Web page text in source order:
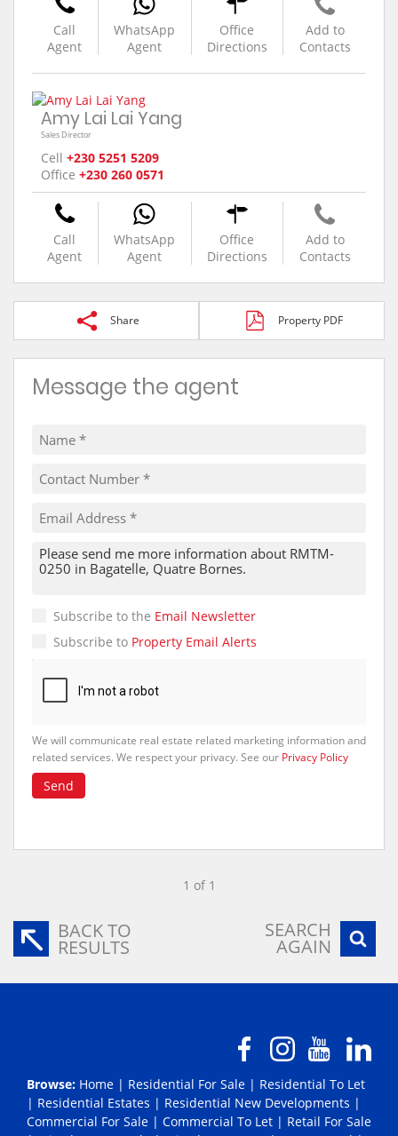
Call
Agent
WhatsApp
Agent
Office
Directions
Add to
Contacts
Amy Lai Lai Yang
Sales Director
Cell +230 5251 5209
Office +230 260 0571
Call
Agent
WhatsApp
Agent
Office
Directions
Add to
Contacts
Share Property PDF
Message the agent
Subscribe to the Email Newsletter
Subscribe to Property Email Alerts
We will communicate real estate related marketing information and
related services. We respect your privacy. See our Privacy Policy
Send
1 of 1
BACK TO
RESULTS
SEARCH
AGAIN
Browse: Home | Residential For Sale | Residential To Let
| Residential Estates | Residential New Developments |
Commercial For Sale | Commercial To Let | Retail For Sale